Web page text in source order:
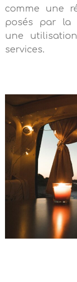
comme une
posés par la
une
services.